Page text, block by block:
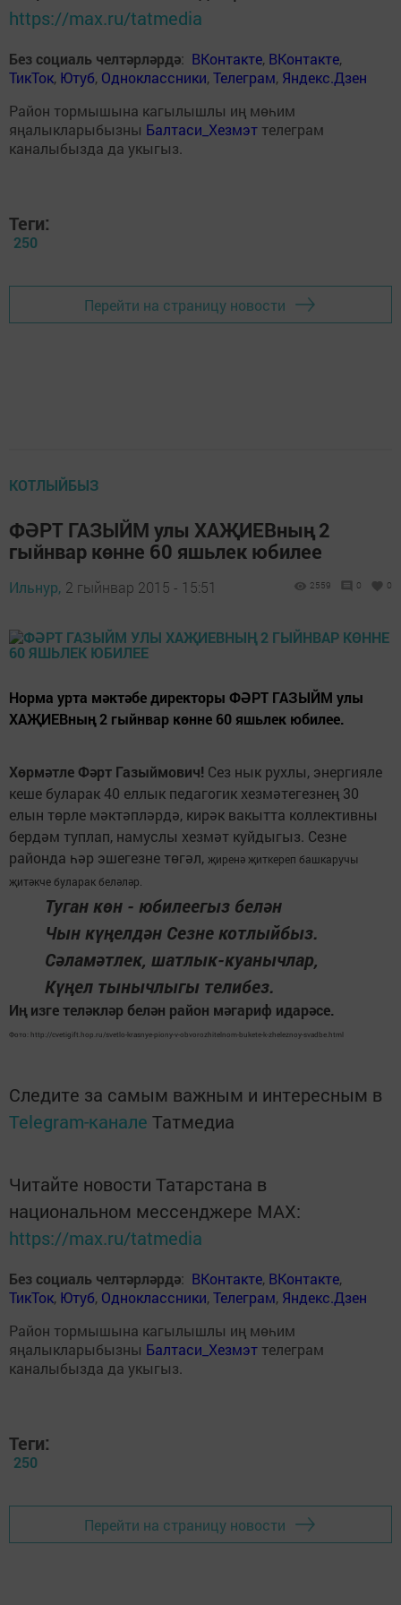
https://max.ru/tatmedia
Без социаль челтәрләрдә: ВКонтакте, ВКонтакте,
ТикТок, Ютуб, Одноклассники,Телеграм, Яндекс.Дзен
Район тормышына кагылышлы иң мөһим
яңалыкларыбызны Балтаси_Хезмэт телеграм
каналыбызда да укыгыз.
Теги:
250
Перейти на страницу новости
КОТЛЫЙБЫЗ
ФӘРТ ГАЗЫЙМ улы ХАҖИЕВның 2
гыйнвар көнне 60 яшьлек юбилее
Ильнур, 2 гыйнвар 2015 - 15:51 2559 0 0
Норма урта мәктәбе директоры ФӘРТ ГАЗЫЙМ улы
ХАҖИЕВның 2 гыйнвар көнне 60 яшьлек юбилее.
Хөрмәтле Фәрт Газыймович! Сез нык рухлы, энергияле
кеше буларак 40 еллык педагогик хезмәтегезнең 30
елын төрле мәктәпләрдә, кирәк вакытта коллективны
бердәм туплап, намуслы хезмәт куйдыгыз. Сезне
районда һәр эшегезне төгәл, җиренә җиткереп башкаручы
җитәкче буларак беләләр.
Туган көн - юбилеегыз белән
Чын күңелдән Сезне котлыйбыз.
Сәламәтлек, шатлык-куанычлар,
Күңел тынычлыгы телибез.
Иң изге теләкләр белән район мәгариф идарәсе.
Фото: http://cvetigift.hop.ru/svetlo-krasnye-piony-v-obvorozhitelnom-bukete-k-zheleznoy-svadbe.html
Следите за самым важным и интересным в
Telegram-канале Татмедиа
Читайте новости Татарстана в
национальном мессенджере MАХ:
https://max.ru/tatmedia
Без социаль челтәрләрдә: ВКонтакте, ВКонтакте,
ТикТок, Ютуб, Одноклассники,Телеграм, Яндекс.Дзен
Район тормышына кагылышлы иң мөһим
яңалыкларыбызны Балтаси_Хезмэт телеграм
каналыбызда да укыгыз.
Теги:
250
Перейти на страницу новости